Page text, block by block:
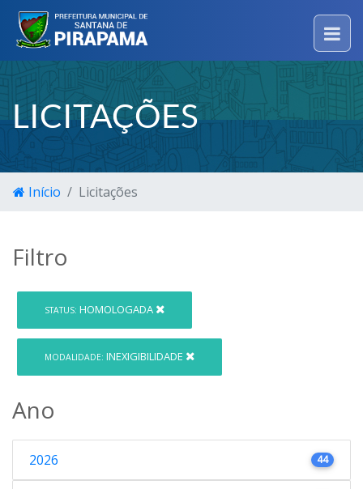
LICITAÇÕES
Início Licitações
Filtro
STATUS: HOMOLOGADA
MODALIDADE: INEXIGIBILIDADE
Ano
2026 44